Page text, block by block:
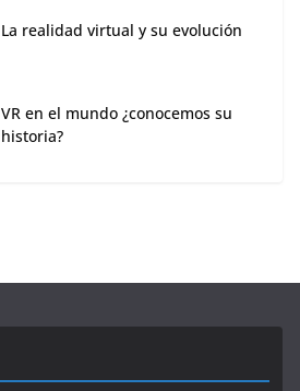
La realidad virtual y su evolución
VR en el mundo ¿conocemos su
historia?